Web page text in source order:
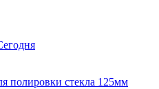
полировки стекла 125мм